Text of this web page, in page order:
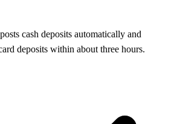
cash deposits automatically and
deposits within about three hours.